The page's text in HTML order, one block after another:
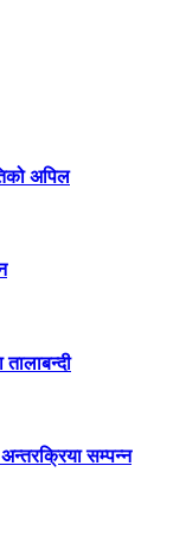
अपिल
तालाबन्दी
सम्पन्न